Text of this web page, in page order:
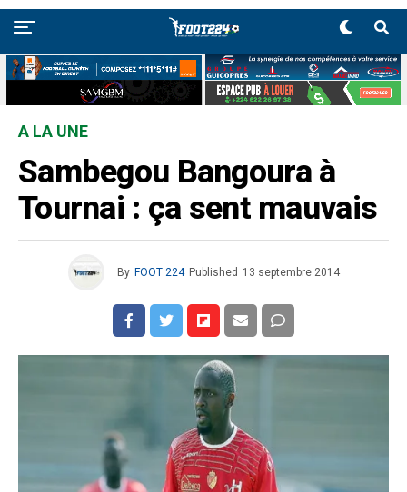
A LA UNE
Sambegou Bangoura à
Tournai : ça sent mauvais
By FOOT 224 Published 13 septembre 2014